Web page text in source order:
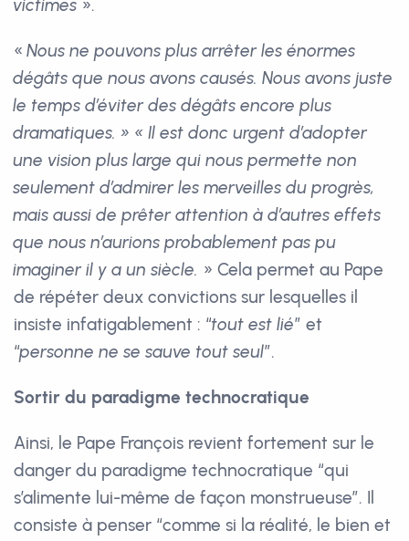
victimes ».
«Nous ne pouvons plus arrêter les énormes
dégâts que nous avons causés. Nous avons juste
le temps d’éviter des dégâts encore plus
dramatiques. » « Il est donc urgent d’adopter
une vision plus large qui nous permette non
seulement d’admirer les merveilles du progrès,
mais aussi de prêter attention à d’autres effets
que nous n’aurions probablement pas pu
imaginer il y a un siècle. » Cela permet au Pape
de répéter deux convictions sur lesquelles il
insiste infatigablement : “tout est lié” et
“personne ne se sauve tout seul”.
Sortir du paradigme technocratique
Ainsi, le Pape François revient fortement sur le
danger du paradigme technocratique “qui
s’alimente lui-même de façon monstrueuse”. Il
consiste à penser “comme si la réalité, le bien et